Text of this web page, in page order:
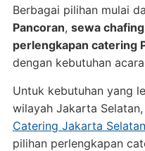
Berbagai pilihan mulai
Pancoran, sewa
perlengkapan catering
dengan kebutuhan
Untuk kebutuhan yang
wilayah Jakarta
Catering Jakarta Selatan
pilihan perlengkapan